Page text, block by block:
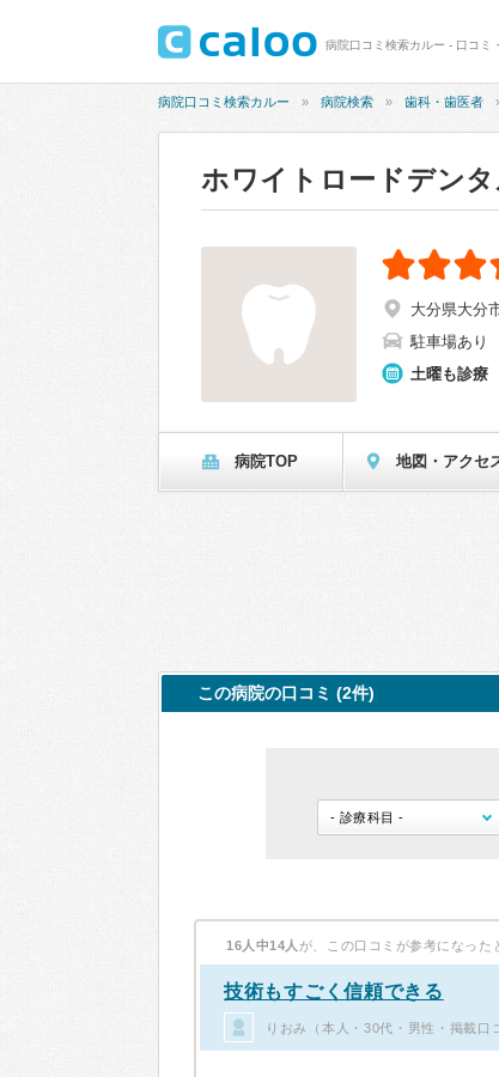
病院口コミ検索カルー - 口コミ
病院口コミ検索カルー 病院検索 歯科・歯医者
ホワイトロードデン
大分県大分
駐車場あり
土曜も診療
病院TOP 地図・アクセ
この病院の口コミ (2件)
16人中14人 が、この口コミが参考になった
技術もすごく信頼できる
りおみ（本人・30代・男性・掲載口